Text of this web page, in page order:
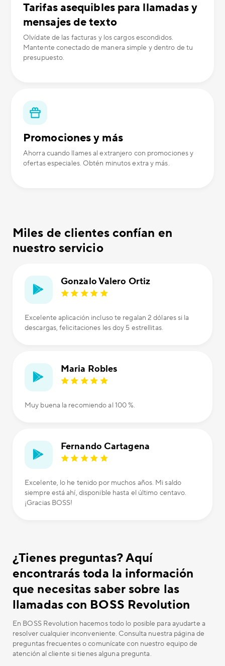
Tarifas asequibles para llamadas y
mensajes de texto
Olvídate de las facturas y los cargos escondidos.
Mantente conectado de manera simple y dentro de tu
presupuesto.
Promociones y más
Ahorra cuando llames al extranjero con promociones y
ofertas especiales. Obtén minutos extra y más.
Miles de clientes confían en
nuestro servicio
Gonzalo Valero Ortiz
Excelente aplicación incluso te regalan 2 dólares si la
descargas, felicitaciones les doy 5 estrellitas.
Maria Robles
Muy buena la recomiendo al 100 %.
Fernando Cartagena
Excelente, lo he tenido por muchos años. Mi saldo
siempre está ahí, disponible hasta el último centavo.
¡Gracias BOSS!
¿Tienes preguntas? Aquí
encontrarás toda la información
que necesitas saber sobre las
llamadas con BOSS Revolution
En BOSS Revolution hacemos todo lo posible para ayudarte a
resolver cualquier inconveniente. Consulta nuestra página de
preguntas frecuentes o comunícate con nuestro equipo de
atención al cliente si tienes alguna pregunta.